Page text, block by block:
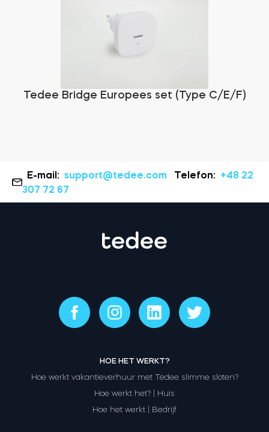
Tedee Bridge Europees set (Type C/E/F)
E-mail: support@tedee.com Telefon: +48 22
307 72 67
HOE HET WERKT?
Hoe werkt vakantieverhuur met Tedee slimme sloten?
Hoe werkt het? | Huis
Hoe het werkt | Bedrijf